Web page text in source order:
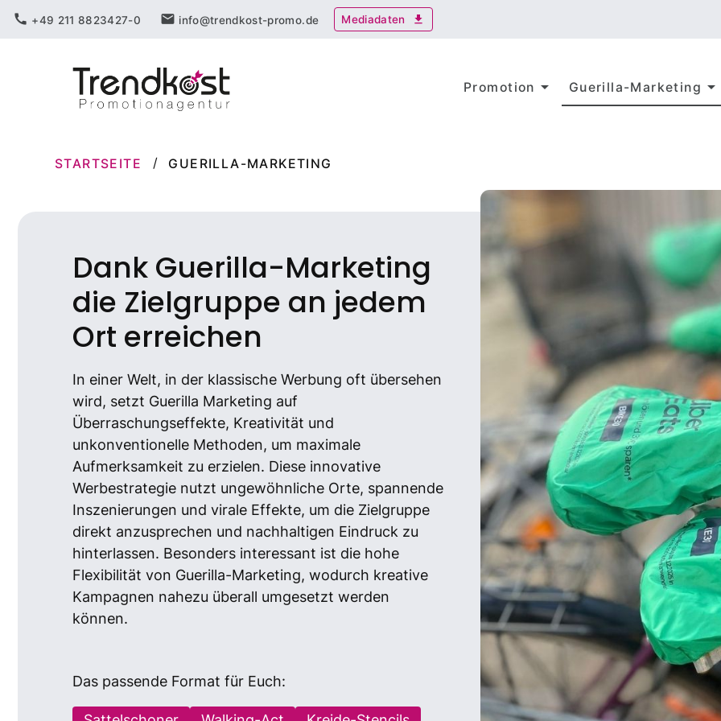
Zum
call +49 211 8823427-0 mail info@trendkost-promo.de Mediadaten download
Promotion arrow_drop_down Guerilla-Marketing arrow_drop_down
STARTSEITE GUERILLA-MARKETING
Dank Guerilla-Marketing
die Zielgruppe an jedem
Ort erreichen
In einer Welt, in der klassische Werbung oft übersehen
wird, setzt Guerilla Marketing auf
Überraschungseffekte, Kreativität und
unkonventionelle Methoden, um maximale
Aufmerksamkeit zu erzielen. Diese innovative
Werbestrategie nutzt ungewöhnliche Orte, spannende
Inszenierungen und virale Effekte, um die Zielgruppe
direkt anzusprechen und nachhaltigen Eindruck zu
hinterlassen. Besonders interessant ist die hohe
Flexibilität von Guerilla-Marketing, wodurch kreative
Kampagnen nahezu überall umgesetzt werden
können.
Das passende Format für Euch: